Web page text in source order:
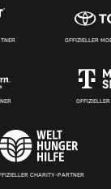
OFFIZIELLER
CHARITY-PARTNER